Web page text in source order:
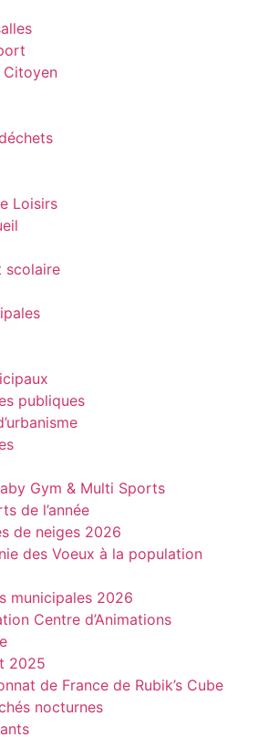
Citoyen
Loisirs
scolaire
publiques
Gym & Multi Sports
de l’année
de neiges 2026
des Voeux à la population
municipales 2026
Centre d’Animations
2025
de France de Rubik’s Cube
nocturnes